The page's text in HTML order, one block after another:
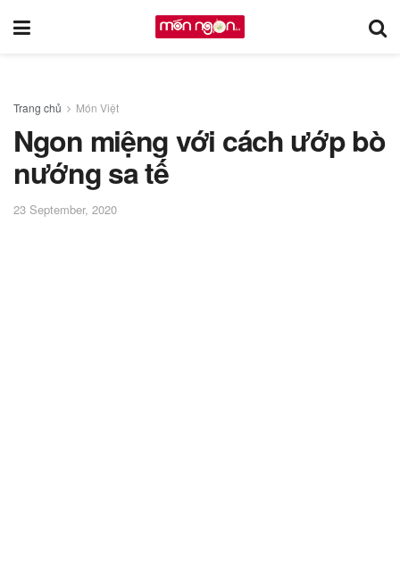
Trang chủ Món Việt
Ngon miệng với cách ướp bò
nướng sa tế
23 September, 2020